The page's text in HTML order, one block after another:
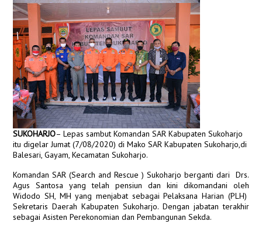
SUKOHARJO– Lepas sambut Komandan SAR Kabupaten Sukoharjo
itu digelar Jumat (7/08/2020) di Mako SAR Kabupaten Sukoharjo,di
Balesari, Gayam, Kecamatan Sukoharjo.
Komandan SAR (Search and Rescue ) Sukoharjo berganti dari Drs.
Agus Santosa yang telah pensiun dan kini dikomandani oleh
Widodo SH, MH yang menjabat sebagai Pelaksana Harian (PLH)
Sekretaris Daerah Kabupaten Sukoharjo. Dengan jabatan terakhir
sebagai Asisten Perekonomian dan Pembangunan Sekda.